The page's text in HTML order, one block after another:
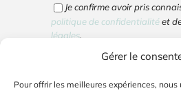
Gérer le
Pour offrir les meilleures expériences,
Je confirme avoir pris
politique de confidentialitéet
légales.
et activer ce